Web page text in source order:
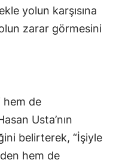
yolun karşısına
zarar görmesini
hem de
Usta’nın
belirterek, “İşiyle
hem de